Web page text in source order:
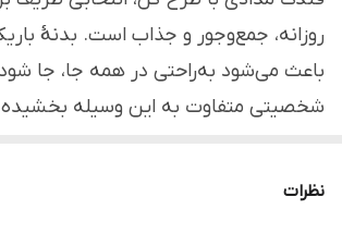
روزانه، جمع‌وجور و جذاب است. بدنهٔ
باعث می‌شود به‌راحتی در همه جا، جا
شخصیتی متفاوت به این وسیله
فراهم می‌آورد که با یک دست نیز به‌سادگی
نظرات